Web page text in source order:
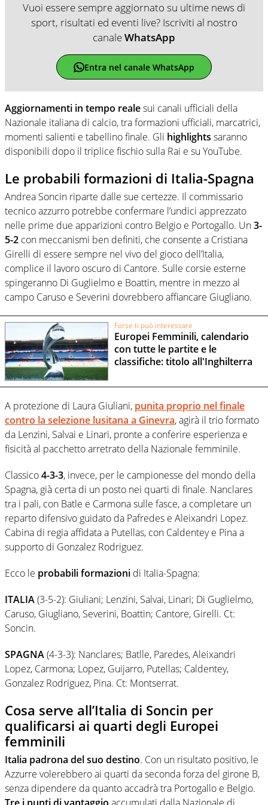
Vuoi essere sempre aggiornato su ultime news di
sport, risultati ed eventi live? Iscriviti al nostro
canaleWhatsApp
Entra nel canale WhatsApp
Aggiornamenti in tempo realesui canali ufficiali della
Nazionale italiana di calcio, tra formazioni ufficiali, marcatrici,
momenti salienti e tabellino finale. Gli highlights saranno
disponibili dopo il triplice fischio sulla Rai e su YouTube.
Le probabili formazioni di Italia-Spagna
Andrea Soncin riparte dalle sue certezze. Il commissario
tecnico azzurro potrebbe confermare l’undici apprezzato
nelle prime due apparizioni contro Belgio e Portogallo. Un3-
5-2 con meccanismi ben definiti, che consente a Cristiana
Girelli di essere sempre nel vivo del gioco dell’Italia,
complice il lavoro oscuro di Cantore. Sulle corsie esterne
spingeranno Di Guglielmo e Boattin, mentre in mezzo al
campo Caruso e Severini dovrebbero affiancare Giugliano.
Forse ti può interessare
Europei Femminili, calendario
con tutte le partite e le
classifiche: titolo all'Inghilterra
A protezione di Laura Giuliani, punita proprio nel finale
contro la selezione lusitana a Ginevra, agirà il trio formato
da Lenzini, Salvai e Linari, pronte a conferire esperienza e
fisicità al pacchetto arretrato della Nazionale femminile.
Classico4-3-3, invece, per le campionesse del mondo della
Spagna, già certa di un posto nei quarti di finale. Nanclares
tra i pali, con Batle e Carmona sulle fasce, a completare un
reparto difensivo guidato da Pafredes e Aleixandri Lopez.
Cabina di regia affidata a Putellas, con Caldentey e Pina a
supporto di Gonzalez Rodriguez.
Ecco le probabili formazioni di Italia-Spagna:
ITALIA(3-5-2): Giuliani; Lenzini, Salvai, Linari; Di Guglielmo,
Caruso, Giugliano, Severini, Boattin; Cantore, Girelli. Ct:
Soncin.
SPAGNA(4-3-3): Nanclares; Batlle, Paredes, Aleixandri
Lopez, Carmona; Lopez, Guijarro, Putellas; Caldentey,
Gonzalez Rodriguez, Pina. Ct: Montserrat.
Cosa serve all’Italia di Soncin per
qualificarsi ai quarti degli Europei
femminili
Italia padrona del suo destino. Con un risultato positivo, le
Azzurre volerebbero ai quarti da seconda forza del girone B,
senza dipendere da quanto accadrà tra Portogallo e Belgio.
Tre i punti di vantaggio accumulati dalla Nazionale di